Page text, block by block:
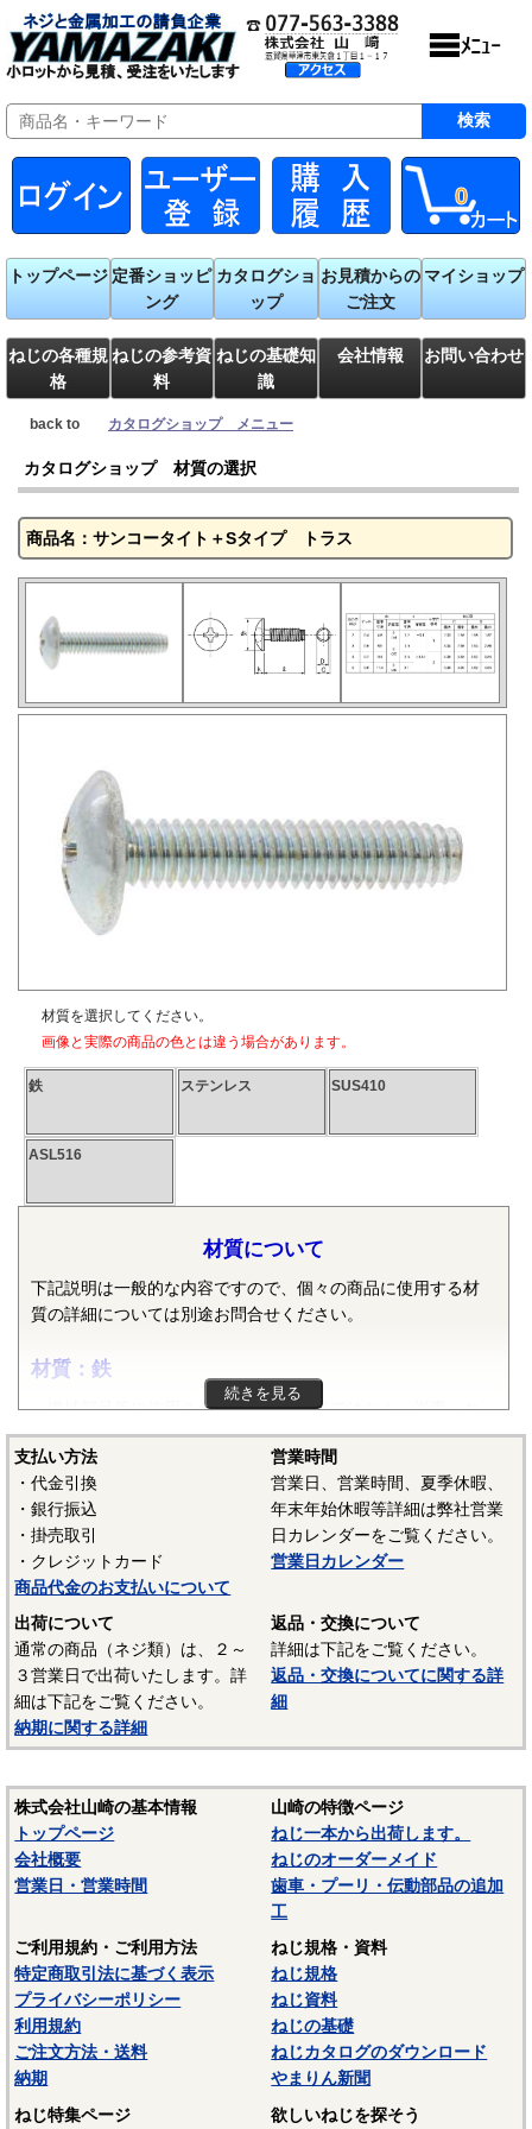
0
トップページ 定番ショッピ
ング
カタログショ
ップ
お見積からの
ご注文
マイショップ
ねじの各種規
格
ねじの参考資
料
ねじの基礎知
識
会社情報 お問い合わせ
back to カタログショップ メニュー
カタログショップ 材質の選択
商品名：サンコータイト＋Sタイプ トラス
材質を選択してください。
画像と実際の商品の色とは違う場合があります。
鉄 ステンレス SUS410
ASL516
材質について
下記説明は一般的な内容ですので、個々の商品に使用する材
質の詳細については別途お問合せください。
材質：鉄
機械部品等に使用される鉄は純粋な鉄ではなく、炭素・ケ
イ素・マンガン・リン・硫黄等の元素が含まれた普通鋼や普
通鋼に特殊な元素が加えられた特殊鋼が使用されます。ボル
ト、小ねじ、タッピンねじ、ナット、リベット等では冷間圧
造用炭素鋼線（SWCH）がよく使用されます。平座金等は冷
間圧延鋼板（SPCC）等、ばね座金等は硬鋼線（SWRH）等、
スプリングピンや歯付き座金等はみがき特殊帯鋼（S60CM～
S70CM）等でメーカーや製品毎で様々な材質が使用されてい
ます。当サイトでは特定の材質表記がない場合は、これらの
鉄鋼材料を一般名称の「鉄」と表記しています。
材質：ステンレス（SUS303、SUS304、XM7等）
オーステナイト系ステンレスは粘りが強く加工硬化が起き
れます。代表的な鋼種にSUS304があり、ねじに多く使われて
いるのは、SUS304に銅を添加して冷間加工性を向上した
SUSXM7という材質がよく使われます。またピン類等には切
削加工性を向上したSUS303が使用されます。
マルテンサイト系ステンレスは、スプリングピン（ロール
て硬化できるが、錆びが発生しやすいデメリットがありま
す。当サイトでは特定の材質表記がない場合は、これらのス
テンレス材料を一般名称の「ステンレス」と表記していま
す。
材質：SUS410
続きを見る
支払い方法
・代金引換
・銀行振込
・掛売取引
・クレジットカード
商品代金のお支払いについて
営業時間
営業日、営業時間、夏季休暇、
年末年始休暇等詳細は弊社営業
日カレンダーをご覧ください。
営業日カレンダー
出荷について
通常の商品（ネジ類）は、２～
３営業日で出荷いたします。詳
細は下記をご覧ください。
納期に関する詳細
返品・交換について
詳細は下記をご覧ください。
返品・交換についてに関する詳
細
株式会社山崎の基本情報
トップページ
会社概要
営業日・営業時間
山崎の特徴ページ
ねじ一本から出荷します。
ねじのオーダーメイド
歯車・プーリ・伝動部品の追加
工
ご利用規約・ご利用方法
特定商取引法に基づく表示
プライバシーポリシー
利用規約
ご注文方法・送料
納期
ねじ規格・資料
ねじ規格
ねじ資料
ねじの基礎
ねじカタログのダウンロード
やまりん新聞
ねじ特集ページ
欲しいねじを探そう